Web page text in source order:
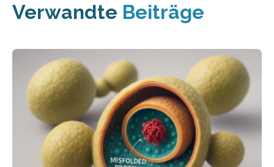
Verwandte Beiträge